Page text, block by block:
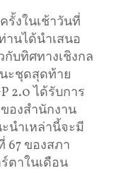
รั้งในเช้าวันที่
านได้นำเสนอ
บทิศทางเชิงกล
ะชุดสุดท้าย
2.0 ได้รับการ
องสำนักงาน
นำเหล่านี้จะมี
67 ของสภา
ตาในเดือน